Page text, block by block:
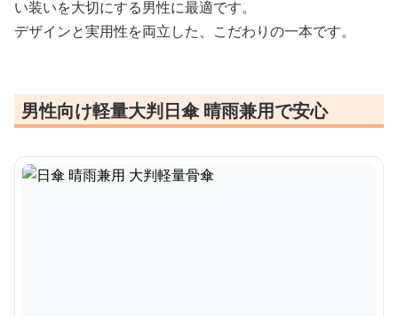
い装いを大切にする男性に最適です。
デザインと実用性を両立した、こだわりの一本です。
男性向け軽量大判日傘 晴雨兼用で安心